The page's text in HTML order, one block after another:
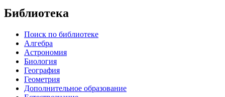
Библиотека
Поиск по библиотеке
Алгебра
Астрономия
Биология
География
Геометрия
Дополнительное образование